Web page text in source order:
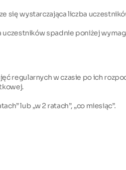
się wystarczająca liczba
spadnie poniżej
regularnych w czasie po ich
lub „w 2 ratach”, „co miesiąc”.